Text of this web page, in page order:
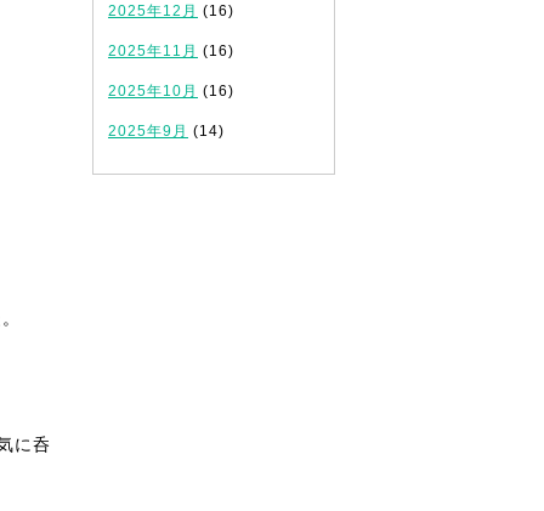
に呑
2025年12月 (16)
2025年11月 (16)
2025年10月 (16)
2025年9月 (14)